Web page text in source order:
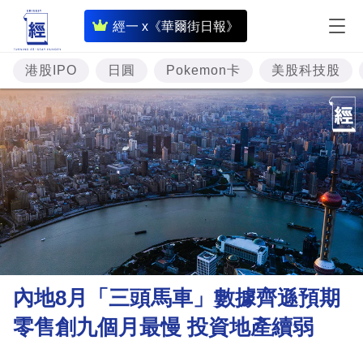
經一 x《華爾街日報》
即
時
財
經
專
題
投
資
理
財
商
港股IPO 日圓 Pokemon卡 美股科技股
內地8月「三頭馬車」數據齊遜預期
零售創九個月最慢 投資地產續弱